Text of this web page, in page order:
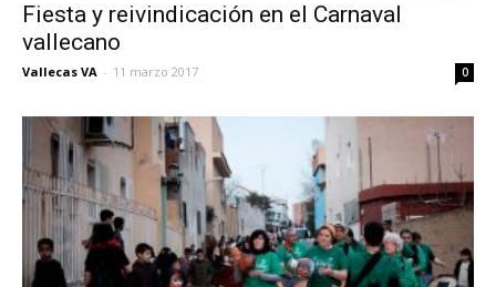
Fiesta y reivindicación en el Carnaval
vallecano
Vallecas VA - 11 marzo 2017 0